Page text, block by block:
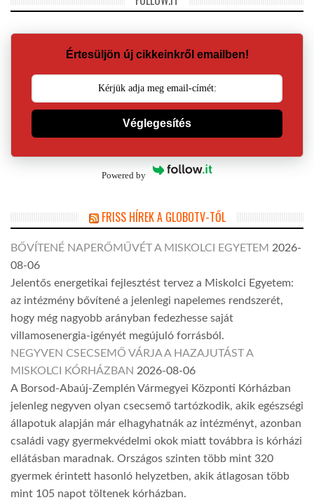
Értesüljön új cikkeinkről emailben!
Véglegesítés
Powered by
FRISS HÍREK A GLOBOTV-TŐL
BŐVÍTENÉ NAPERŐMŰVÉT A MISKOLCI EGYETEM 2026-
08-06
Jelentős energetikai fejlesztést tervez a Miskolci Egyetem:
az intézmény bővítené a jelenlegi napelemes rendszerét,
hogy még nagyobb arányban fedezhesse saját
villamosenergia-igényét megújuló forrásból.
NEGYVEN CSECSEMŐ VÁRJA A HAZAJUTÁST A
MISKOLCI KÓRHÁZBAN 2026-08-06
A Borsod-Abaúj-Zemplén Vármegyei Központi Kórházban
jelenleg negyven olyan csecsemő tartózkodik, akik egészségi
állapotuk alapján már elhagyhatnák az intézményt, azonban
családi vagy gyermekvédelmi okok miatt továbbra is kórházi
ellátásban maradnak. Országos szinten több mint 320
gyermek érintett hasonló helyzetben, akik átlagosan több
mint 105 napot töltenek kórházban.